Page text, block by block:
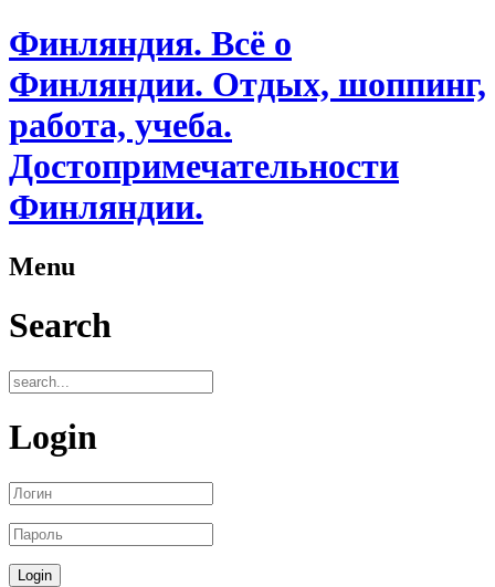
Финляндия. Всё о
Финляндии. Отдых, шоппинг,
работа, учеба.
Достопримечательности
Финляндии.
Menu
Search
Login